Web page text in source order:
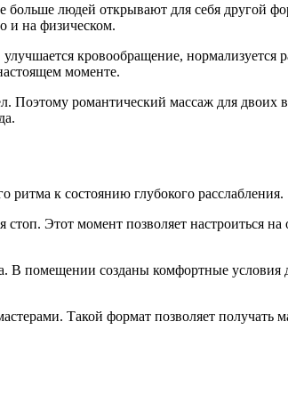
людей открывают для себя другой
и на физическом.
кровообращение, нормализуется
моменте.
Поэтому романтический массаж для двоих
ритма к состоянию глубокого расслабления.
Этот момент позволяет настроиться
В помещении созданы комфортные условия
Такой формат позволяет получать